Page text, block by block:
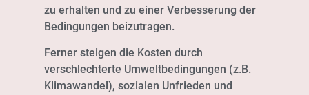
zu erhalten und zu einer Verbesserung der
Bedingungen beizutragen.
Ferner steigen die Kosten durch
verschlechterte Umweltbedingungen (z.B.
Klimawandel), sozialen Unfrieden und